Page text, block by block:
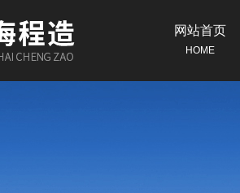
网站首页
HOME